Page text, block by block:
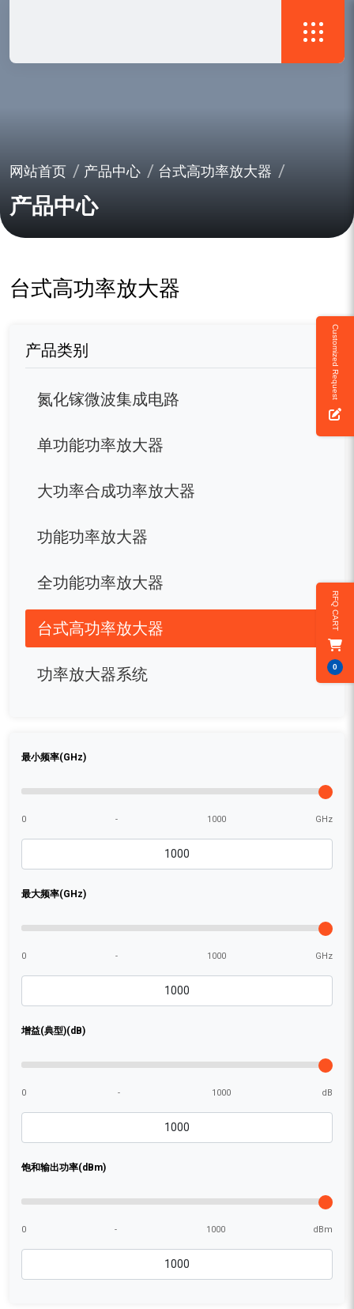
网站首页 产品中心 台式高功率放大器
产品中心
台式高功率放大器
产品类别
氮化镓微波集成电路
单功能功率放大器
大功率合成功率放大器
功能功率放大器
全功能功率放大器
台式高功率放大器
功率放大器系统
最小频率(GHz)
0 - 1000 GHz
最大频率(GHz)
0 - 1000 GHz
增益(典型)(dB)
0 - 1000 dB
饱和输出功率(dBm)
0 - 1000 dBm
RFQ CART
0
Customized Request